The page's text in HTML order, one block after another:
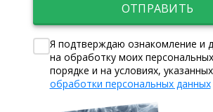
ОТПРАВИТЬ
Я подтверждаю ознакомление и
на обработку моих
порядке и на условиях,
обработки персональных данных